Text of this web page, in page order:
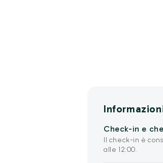
Check-in e
Il check-in è
alle 12:00.